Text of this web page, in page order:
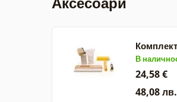
В
24,58 €
48,08 лв.